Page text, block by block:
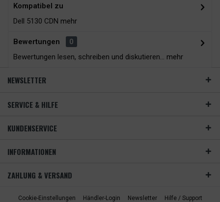
Kompatibel zu
Dell 5130 CDN mehr
Bewertungen
0
Bewertungen lesen, schreiben und diskutieren... mehr
NEWSLETTER
SERVICE & HILFE
KUNDENSERVICE
INFORMATIONEN
ZAHLUNG & VERSAND
Cookie-Einstellungen Händler-Login Newsletter
Hilfe / Support